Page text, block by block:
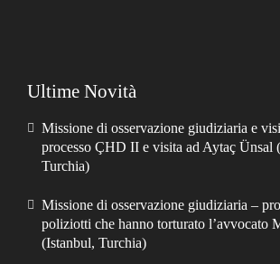
Ultime Novità
Missione di osservazione giudiziaria e
processo ÇHD II e visita ad Aytaç Ünsal
Turchia)
Missione di osservazione giudiziaria –
poliziotti che hanno torturato l’avvocato
(Istanbul, Turchia)